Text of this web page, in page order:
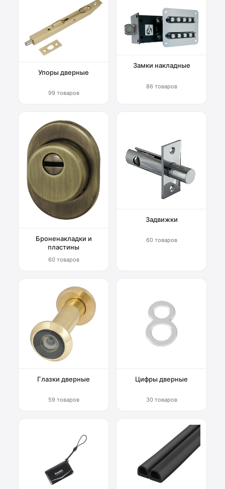
Упоры дверные
99 товаров
Замки накладные
86 товаров
Броненакладки и
пластины
60 товаров
Задвижки
60 товаров
Глазки дверные
59 товаров
Цифры дверные
30 товаров